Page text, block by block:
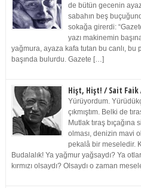
de bütün gecenin
sabahın beş
sokağa girerdi:
yazı makinemin
yağmura, ayaza kafa tutan bu canlı, bu
başında bulurdu. Gazete […]
Hişt, Hişt! / Sait Faik
Yürüyordum.
çıkmıştım. Belki de
Mutlak tıraş bıçağına
olması, denizin mavi
pekalâ bir meseledir.
Budalalık! Ya yağmur yağsaydı? Ya
kırmızı olsaydı? Olsaydı o zaman